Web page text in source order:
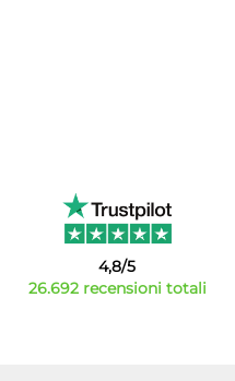
4,8/5
26.692 recensioni totali